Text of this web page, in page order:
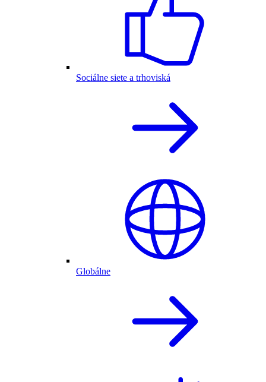
Sociálne siete a trhoviská
Globálne